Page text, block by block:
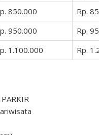
850.000 Rp.
950.000 Rp.
1.100.000 Rp.